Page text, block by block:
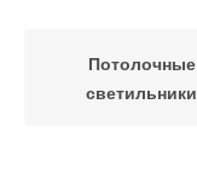
Потолочные
светильники